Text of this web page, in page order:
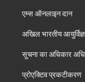
एम्स ऑनलाइन दान
अखिल भारतीय
सूचना का अधिकार
प्रोएक्टिव प्रकटीकरण